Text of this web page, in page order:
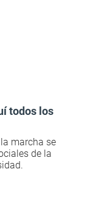
todos los
marcha se
de la